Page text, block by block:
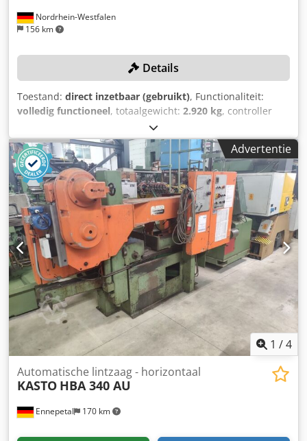
Nordrhein-Westfalen
156 km
Details
Toestand: direct inzetbaar (gebruikt), Functionaliteit:
volledig functioneel, totaalgewicht: 2.920 kg, controller
Siemens Simatic HMI, snijdiameter:
snijsnelheid:130.000 mm/min, zaagbandlengte:6.300
mm, De machine is in 2016 door Kasto gereviseerd!
TECHNISCHE GEGEVENS Zaagdiameter: 320 mm
Zaagbandlengte: 6.300 mm Zaagbereik: 420 x 320 mm
Zaagsnelheid: 20 - 130 m/min Materiaalopleghoogte: 950
mm MACHINEGEGEVENS Besturing: Siemens Simatic HMI
Totaal opgenomen vermogen: 15 kW Afmetingen & gewicht
Plaatsingsruimte: ca. 6,35 x 6,76 x 2,41 m Machinegewicht:
ca. 2.920 kg Pneumatische aansluiting: 6 bar Koelmiddel:
75 l Pompcapaciteit: 40 l/min UITRUSTING Zaagtoevoer
traploos regelbaar Rollenbaan Spaanafvoer Technische
documentatie Dedpfsywhdfex Aniewa Machine wordt
geleverd zonder robot en beladingssysteem. Machine
dient door de klant voor stand-alone werking te worden
omgeprogrammeerd.
Advertentie
1 /4
Ennepetal 170 km
Automatische lintzaag - horizontaal
KASTO HBA 340 AU